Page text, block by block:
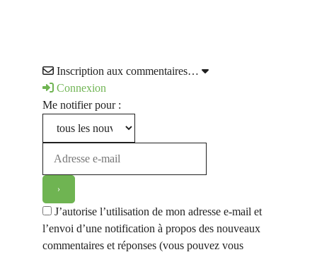
Inscription aux commentaires…
Connexion
Me notifier pour :
J’autorise l’utilisation de mon adresse e-mail et
l’envoi d’une notification à propos des nouveaux
commentaires et réponses (vous pouvez vous